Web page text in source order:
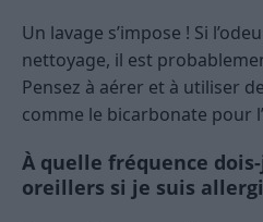
Un lavage s’impose ! Si
nettoyage, il est
Pensez à aérer et à utiliser
comme le bicarbonate pour
À quelle fréquence
oreillers si je suis